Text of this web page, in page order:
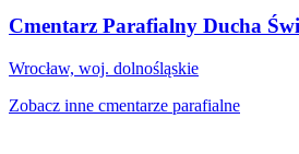
Cmentarz Parafialny Ducha
Wrocław, woj. dolnośląskie
Zobacz inne cmentarze parafialne